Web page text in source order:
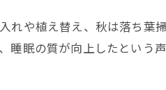
れや植え替え、秋は落ち葉
睡眠の質が向上したという